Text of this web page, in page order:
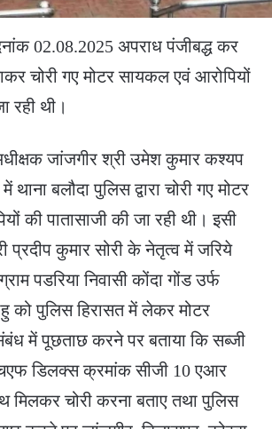
02.08.2025 अपराध पंजीबद्ध कर
चोरी गए मोटर सायकल एवं आरोपियों
रही थी।
जांजगीर श्री उमेश कुमार कश्यप
बलौदा पुलिस द्वारा चोरी गए मोटर
की पातासाजी की जा रही थी। इसी
प्रदीप कुमार सोरी के नेतृत्व में जरिये
पडरिया निवासी कोंदा गोंड उर्फ
को पुलिस हिरासत में लेकर मोटर
में पूछताछ करने पर बताया कि सब्जी
डिलक्स क्रमांक सीजी 10 एआर
मिलकर चोरी करना बताए तथा पुलिस